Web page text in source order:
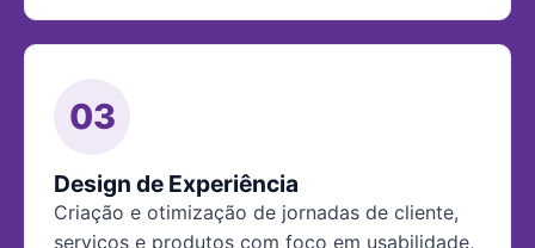
03
Design de Experiência
Criação e otimização de jornadas de cliente,
serviços e produtos com foco em usabilidade,